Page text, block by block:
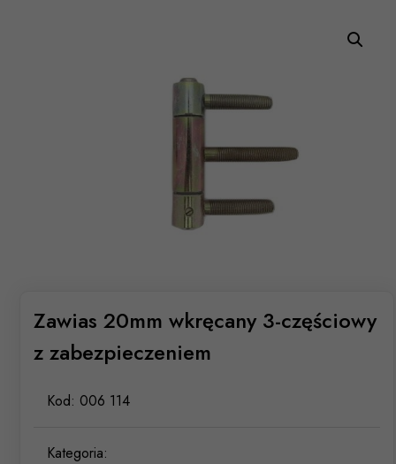
Zawias 20mm wkręcany 3-częściowy
z zabezpieczeniem
Kod: 006 114
Kategoria: